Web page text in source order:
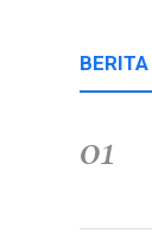
BERITA
01